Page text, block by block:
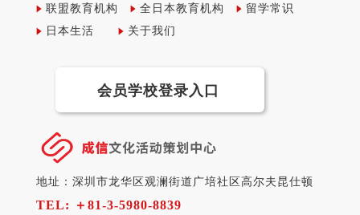
联盟教育机构
全日本教育机构
留学常识
日本生活
关于我们
会员学校登录入口
地址：深圳市龙华区观澜街道广培社区高尔夫昆仕顿
TEL: ＋81-3-5980-8839